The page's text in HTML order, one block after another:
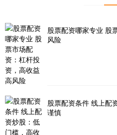
股票配资哪家专业 股
风险
股票配资条件 线上配
谨慎